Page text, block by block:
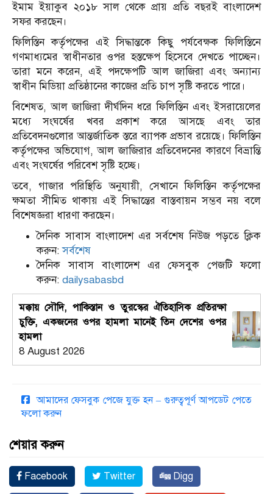
ইমাম ইয়াকুব ২০১৮ সাল থেকে প্রায় প্রতি বছরই বাংলাদেশ
সফর করছেন।
ফিলিস্তিন কর্তৃপক্ষের এই সিদ্ধান্তকে কিছু পর্যবেক্ষক ফিলিস্তিনে
গণমাধ্যমের স্বাধীনতার ওপর হস্তক্ষেপ হিসেবে দেখতে পাচ্ছেন।
তারা মনে করেন, এই পদক্ষেপটি আল জাজিরা এবং অন্যান্য
স্বাধীন মিডিয়া প্রতিষ্ঠানের কাজের প্রতি চাপ সৃষ্টি করতে পারে।
বিশেষত, আল জাজিরা দীর্ঘদিন ধরে ফিলিস্তিন এবং ইসরায়েলের
মধ্যে সংঘর্ষের খবর প্রকাশ করে আসছে এবং তার
প্রতিবেদনগুলোর আন্তর্জাতিক স্তরে ব্যাপক প্রভাব রয়েছে। ফিলিস্তিন
কর্তৃপক্ষের অভিযোগ, আল জাজিরার প্রতিবেদনের কারণে বিভ্রান্তি
এবং সংঘর্ষের পরিবেশ সৃষ্টি হচ্ছে।
তবে, গাজার পরিস্থিতি অনুযায়ী, সেখানে ফিলিস্তিন কর্তৃপক্ষের
ক্ষমতা সীমিত থাকায় এই সিদ্ধান্তের বাস্তবায়ন সম্ভব নয় বলে
বিশেষজ্ঞরা ধারণা করছেন।
দৈনিক সাবাস বাংলাদেশ এর সর্বশেষ নিউজ পড়তে ক্লিক
করুন:সর্বশেষ
দৈনিক সাবাস বাংলাদেশ এর ফেসবুক পেজটি ফলো
করুন: dailysabasbd
মক্কায় সৌদি, পাকিস্তান ও তুরস্কের ঐতিহাসিক প্রতিরক্ষা
চুক্তি, একজনের ওপর হামলা মানেই তিন দেশের ওপর
হামলা
8 August 2026
আমাদের ফেসবুক পেজে যুক্ত হন – গুরুত্বপূর্ণ আপডেট পেতে
ফলো করুন
শেয়ার করুন
Facebook Twitter Digg